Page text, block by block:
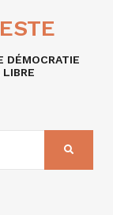
DÉMOCRATIE